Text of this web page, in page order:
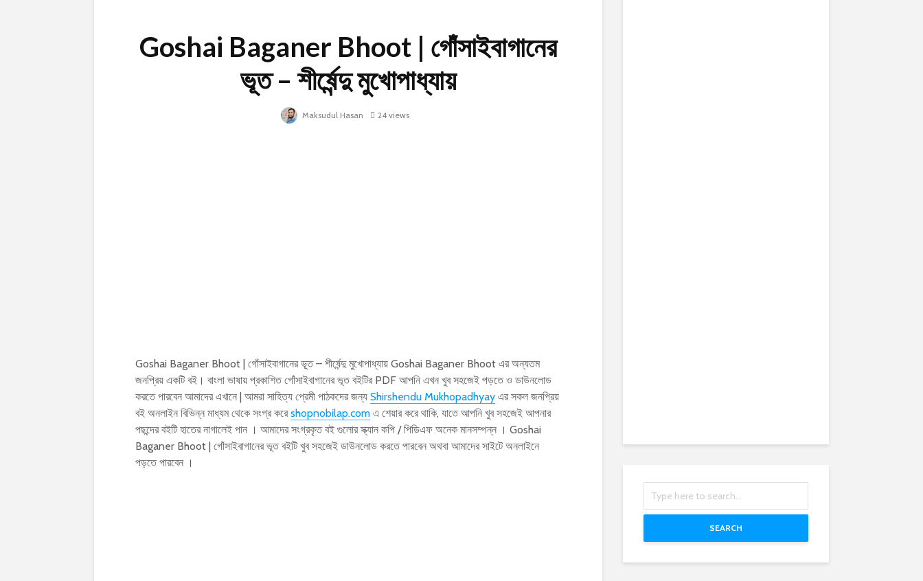
Goshai Baganer Bhoot | গোঁসাইবাগানের
ভূত – শীর্ষেন্দু মুখোপাধ্যায়
Maksudul Hasan 24 views
Goshai Baganer Bhoot | গোঁসাইবাগানের ভূত – শীর্ষেন্দু মুখোপাধ্যায় Goshai Baganer Bhoot এর অন্যতম
জনপ্রিয় একটি বই। বাংলা ভাষায় প্রকাশিত গোঁসাইবাগানের ভূত বইটির PDF আপনি এখন খুব সহজেই পড়তে ও ডাউনলোড
করতে পারবেন আমাদের এখানে | আমরা সাহিত্য প্রেমী পাঠকদের জন্য Shirshendu Mukhopadhyay এর সকল জনপ্রিয়
বই অনলাইন বিভিন্ন মাধ্যম থেকে সংগ্র করেshopnobilap.com এ শেয়ার করে থাকি, যাতে আপনি খুব সহজেই আপনার
পছন্দের বইটি হাতের নাগালেই পান । আমাদের সংগ্রকৃত বই গুলোর স্ক্যান কপি / পিডিএফ অনেক মানসম্পন্ন । Goshai
Baganer Bhoot | গোঁসাইবাগানের ভূত বইটি খুব সহজেই ডাউনলোড করতে পারবেন অথবা আমাদের সাইটে অনলাইনে
পড়তে পারবেন ।
SEARCH